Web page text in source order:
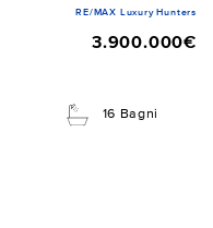
RE/MAX Luxury Hunters
3.900.000€
16 Bagni